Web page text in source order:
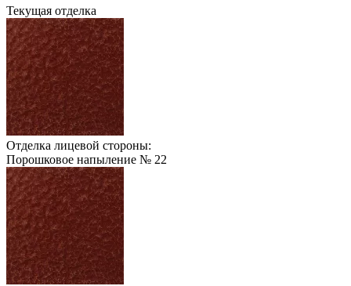
Текущая отделка
Отделка лицевой стороны:
Порошковое напыление № 22